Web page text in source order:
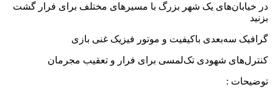
در خیابان‌های یک شهر بزرگ با مسیرهای مختلف برای فرار گشت
بزنید
گرافیک سه‌بعدی باکیفیت و موتور فیزیک غنی بازی
کنترل‌های شهودی تک‌لمسی برای فرار و تعقیب مجرمان
توضیحات :